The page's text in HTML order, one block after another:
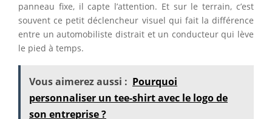
panneau fixe, il capte l’attention. Et sur le terrain, c’est
souvent ce petit déclencheur visuel qui fait la différence
entre un automobiliste distrait et un conducteur qui lève
le pied à temps.
Vous aimerez aussi : Pourquoi
personnaliser un tee-shirt avec le logo de
son entreprise ?